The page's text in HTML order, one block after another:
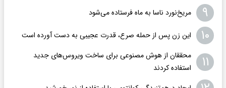
۹ مریخ‌نورد ناسا به ماه فرستاده می‌شود
۱۰ این زن پس از حمله صرع، قدرت عجیبی به دست آورده است
۱۱
محققان از هوش مصنوعی برای ساخت ویروس‌های جدید
استفاده کردند